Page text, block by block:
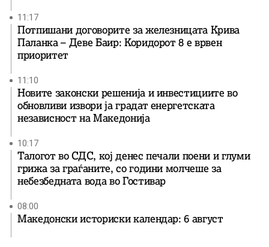
11:17
Потпишани договорите за железницата Крива
Паланка – Деве Баир: Коридорот 8 е врвен
приоритет
11:10
Новите законски решенија и инвестициите во
обновливи извори ја градат енергетската
независност на Македонија
10:17
Талогот во СДС, кој денес печали поени и глуми
грижа за граѓаните, со години молчеше за
небезбедната вода во Гостивар
08:00
Македонски историски календар: 6 август